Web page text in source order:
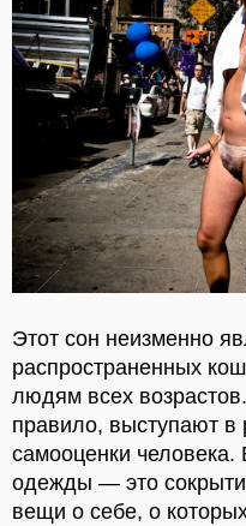
Этот сон неизменно
распространенных
людям всех
правило, выступают в
самооценки
одежды — это
вещи о себе, о